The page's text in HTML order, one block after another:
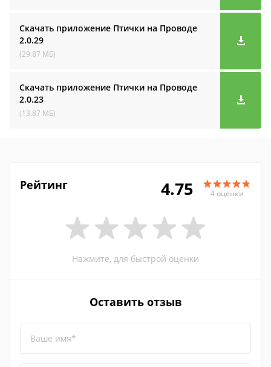
Скачать приложение Птички на Проводе
2.0.29
(29.87 МБ)
Скачать приложение Птички на Проводе
2.0.23
(13.87 МБ)
Рейтинг 4.75 4 оценки
Нажмите, для быстрой оценки
Оставить отзыв
Ваше имя*